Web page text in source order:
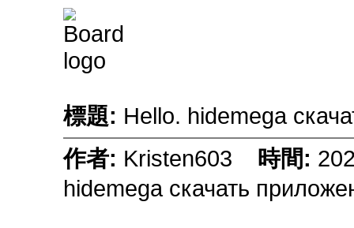
標題: Hello. hidemega
作者: Kristen603 時間:
hidemega скачать